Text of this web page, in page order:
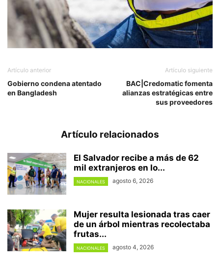
Artículo anterior
Gobierno condena atentado
en Bangladesh
Artículo siguiente
BAC|Credomatic fomenta
alianzas estratégicas entre
sus proveedores
Artículo relacionados
El Salvador recibe a más de 62
mil extranjeros en lo...
NACIONALES agosto 6, 2026
Mujer resulta lesionada tras caer
de un árbol mientras recolectaba
frutas...
NACIONALES agosto 4, 2026